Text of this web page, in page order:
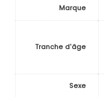
Marque
Tranche d'âge
Sexe